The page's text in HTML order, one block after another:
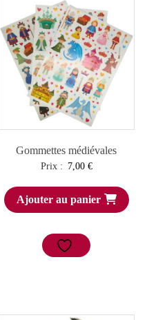
Gommettes médiévales
Prix : 7,00 €
Ajouter au panier